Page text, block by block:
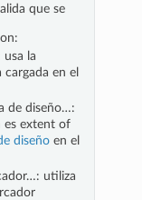
que se
la
en el
de diseño…:
es extent of
diseñoen el
utiliza